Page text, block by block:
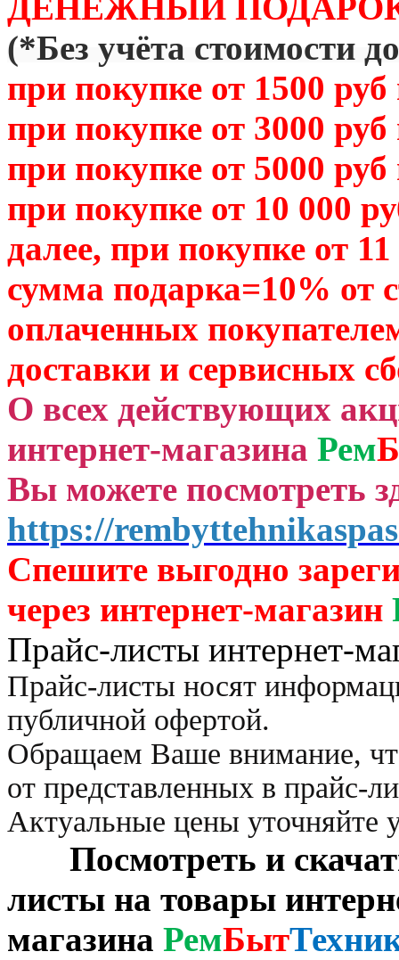
ДЕНЕЖНЫЙ
(*Без учёта стоимости
при покупке от 1500
при покупке от 3000
при покупке от 5000
при покупке от 10 000
далее, при покупке от
сумма подарка=10% от
оплаченных
доставки и сервисных
О всех действующих
интернет-магазина Рем
Вы можете посмотреть
https://
Спешите выгодно зар
через интернет-магазин
Прайс-листы интернет-
Прайс-листы носят
публичной офертой.
Обращаем Ваше внимание,
от представленных в прайс-
Актуальные цены уточняйте
Посмотреть и
листы на товары
магазина РемБыт